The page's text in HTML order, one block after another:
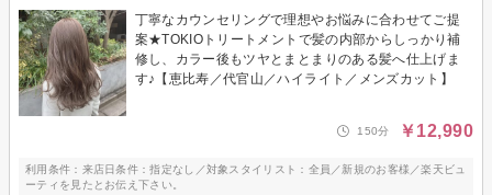
丁寧なカウンセリングで理想やお悩みに合わせてご提
案★TOKIOトリートメントで髪の内部からしっかり補
修し、カラー後もツヤとまとまりのある髪へ仕上げま
す♪【恵比寿／代官山／ハイライト／メンズカット】
150分 ￥12,990
利用条件：来店日条件：指定なし／対象スタイリスト：全員／新規のお客様／楽天ビュ
ーティを見たとお伝え下さい。